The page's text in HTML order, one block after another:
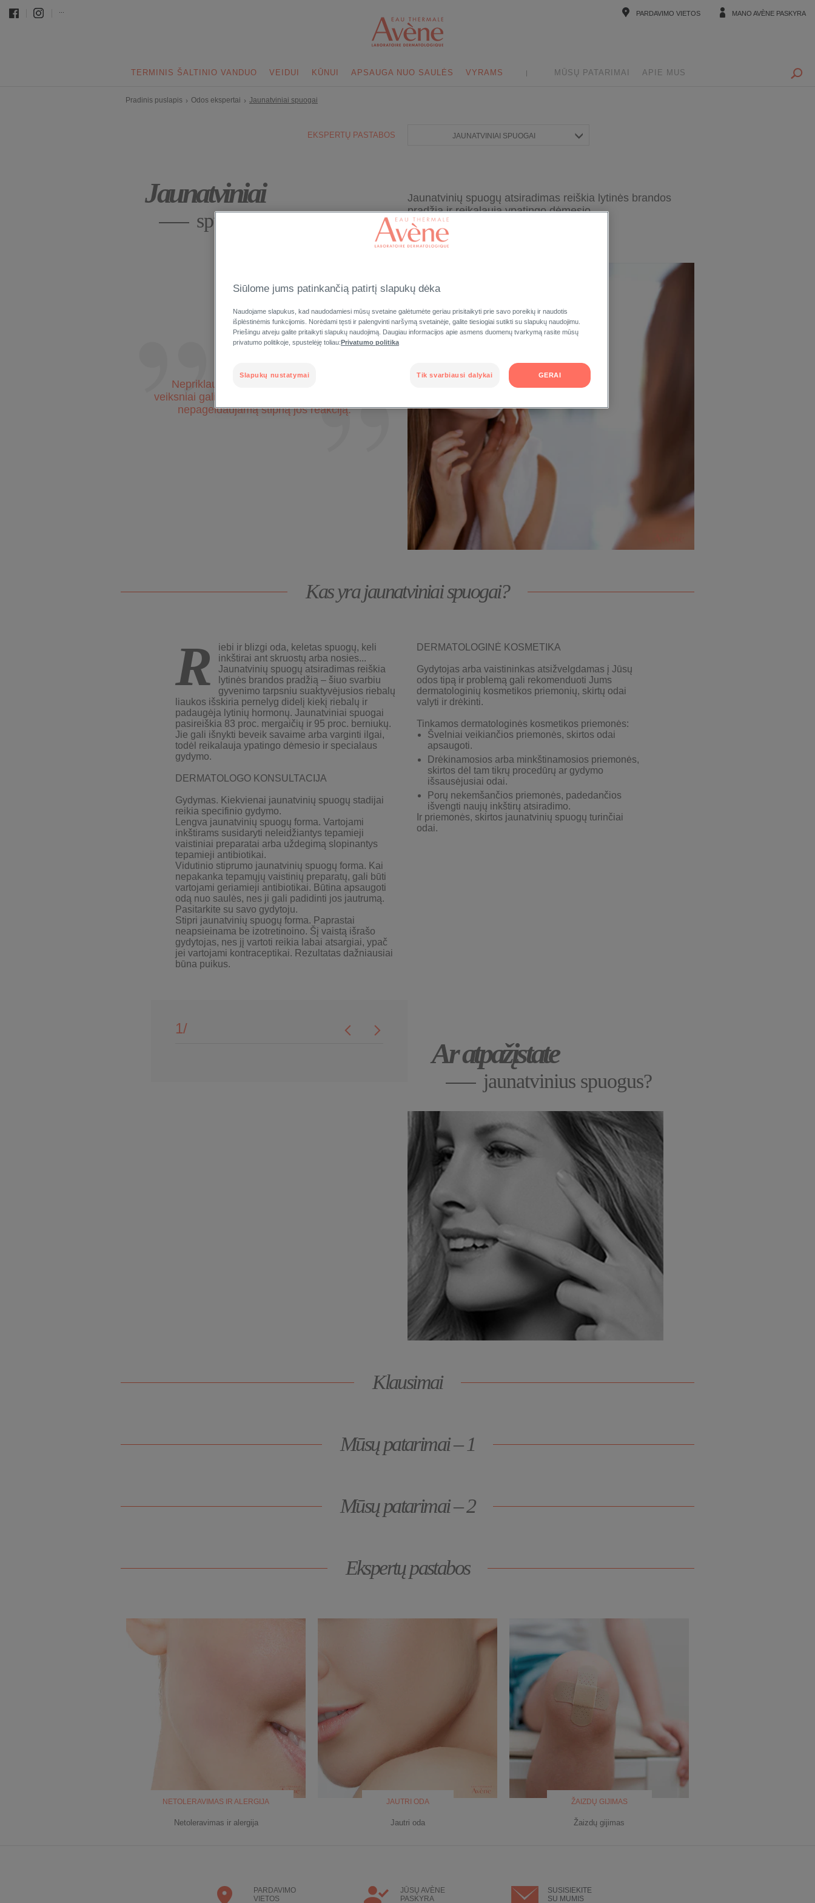
PARDAVIMO VIETOS MANO AVÈNE PASKYRA
TERMINIS ŠALTINIO VANDUO VEIDUI KŪNUI APSAUGA NUO SAULĖS VYRAMS MŪSŲ PATARIMAI APIE MUS
Pradinis puslapis › Odos ekspertai › Jaunatviniai spuogai
EKSPERTŲ PASTABOS JAUNATVINIAI SPUOGAI
Jaunatviniai
spuogai
Jaunatvinių spuogų atsiradimas reiškia lytinės brandos
pradžią ir reikalauja ypatingo dėmesio.
Nepriklausomai nuo odos tipo tam tikri
veiksniai gali padidinti odos jautrumą ir sukelti
nepageidaujamą stiprią jos reakciją.
Kas yra jaunatviniai spuogai?
R
iebi ir blizgi oda, keletas spuogų, keli
inkštirai ant skruostų arba nosies...
Jaunatvinių spuogų atsiradimas reiškia
lytinės brandos pradžią – šiuo svarbiu
gyvenimo tarpsniu suaktyvėjusios riebalų
liaukos išskiria pernelyg didelį kiekį riebalų ir
padaugėja lytinių hormonų. Jaunatviniai spuogai
pasireiškia 83 proc. mergaičių ir 95 proc. berniukų.
Jie gali išnykti beveik savaime arba varginti ilgai,
todėl reikalauja ypatingo dėmesio ir specialaus
gydymo.
DERMATOLOGO KONSULTACIJA
Gydymas. Kiekvienai jaunatvinių spuogų stadijai
reikia specifinio gydymo.
Lengva jaunatvinių spuogų forma. Vartojami
inkštirams susidaryti neleidžiantys tepamieji
vaistiniai preparatai arba uždegimą slopinantys
tepamieji antibiotikai.
Vidutinio stiprumo jaunatvinių spuogų forma. Kai
nepakanka tepamųjų vaistinių preparatų, gali būti
vartojami geriamieji antibiotikai. Būtina apsaugoti
odą nuo saulės, nes ji gali padidinti jos jautrumą.
Pasitarkite su savo gydytoju.
Stipri jaunatvinių spuogų forma. Paprastai
neapsieinama be izotretinoino. Šį vaistą išrašo
gydytojas, nes jį vartoti reikia labai atsargiai, ypač
jei vartojami kontraceptikai. Rezultatas dažniausiai
būna puikus.
DERMATOLOGINĖ KOSMETIKA
Gydytojas arba vaistininkas atsižvelgdamas į Jūsų
odos tipą ir problemą gali rekomenduoti Jums
dermatologinių kosmetikos priemonių, skirtų odai
valyti ir drėkinti.
Tinkamos dermatologinės kosmetikos priemonės:
Švelniai veikiančios priemonės, skirtos odai
apsaugoti.
Drėkinamosios arba minkštinamosios priemonės,
skirtos dėl tam tikrų procedūrų ar gydymo
išsausėjusiai odai.
Porų nekemšančios priemonės, padedančios
išvengti naujų inkštirų atsiradimo.
Ir priemonės, skirtos jaunatvinių spuogų turinčiai
odai.
1/
Ar atpažįstate
jaunatvinius spuogus?
Klausimai
Mūsų patarimai – 1
Mūsų patarimai – 2
Ekspertų pastabos
NETOLERAVIMAS IR ALERGIJA
Netoleravimas ir alergija
JAUTRI ODA
Jautri oda
ŽAIZDŲ GIJIMAS
Žaizdų gijimas
PARDAVIMO
VIETOS
JŪSŲ AVÈNE
PASKYRA
SUSISIEKITE
SU MUMIS
Siūlome jums patinkančią patirtį slapukų dėka
Naudojame slapukus, kad naudodamiesi mūsų svetaine galėtumėte geriau prisitaikyti prie savo poreikių ir naudotis
išplėstinėmis funkcijomis. Norėdami tęsti ir palengvinti naršymą svetainėje, galite tiesiogiai sutikti su slapukų naudojimu.
Priešingu atveju galite pritaikyti slapukų naudojimą. Daugiau informacijos apie asmens duomenų tvarkymą rasite mūsų
privatumo politikoje, spustelėję toliau:Privatumo politika
Slapukų nustatymai Tik svarbiausi dalykai GERAI